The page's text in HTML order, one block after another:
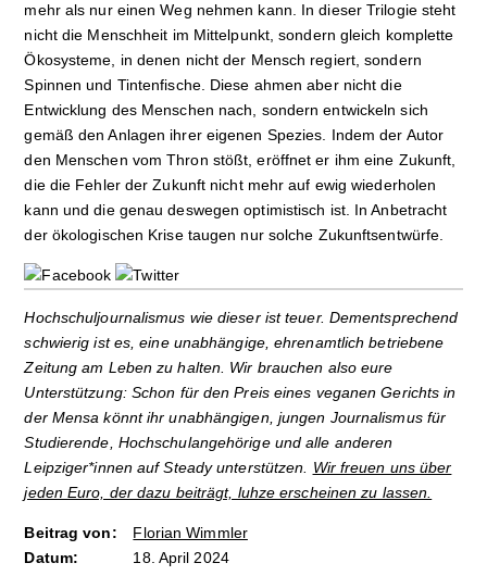
mehr als nur einen Weg nehmen kann. In dieser Trilogie steht
nicht die Menschheit im Mittelpunkt, sondern gleich komplette
Ökosysteme, in denen nicht der Mensch regiert, sondern
Spinnen und Tintenfische. Diese ahmen aber nicht die
Entwicklung des Menschen nach, sondern entwickeln sich
gemäß den Anlagen ihrer eigenen Spezies. Indem der Autor
den Menschen vom Thron stößt, eröffnet er ihm eine Zukunft,
die die Fehler der Zukunft nicht mehr auf ewig wiederholen
kann und die genau deswegen optimistisch ist. In Anbetracht
der ökologischen Krise taugen nur solche Zukunftsentwürfe.
Hochschuljournalismus wie dieser ist teuer. Dementsprechend
schwierig ist es, eine unabhängige, ehrenamtlich betriebene
Zeitung am Leben zu halten. Wir brauchen also eure
Unterstützung: Schon für den Preis eines veganen Gerichts in
der Mensa könnt ihr unabhängigen, jungen Journalismus für
Studierende, Hochschulangehörige und alle anderen
Leipziger*innen auf Steady unterstützen. Wir freuen uns über
jeden Euro, der dazu beiträgt, luhze erscheinen zu lassen.
Beitrag von:
Florian Wimmler
Datum:
18. April 2024